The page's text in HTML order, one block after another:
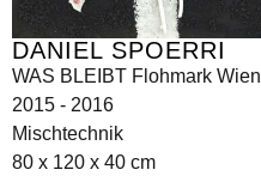
DANIEL SPOERRI
WAS BLEIBT Flohmark Wien
2015 - 2016
Mischtechnik
80 x 120 x 40 cm